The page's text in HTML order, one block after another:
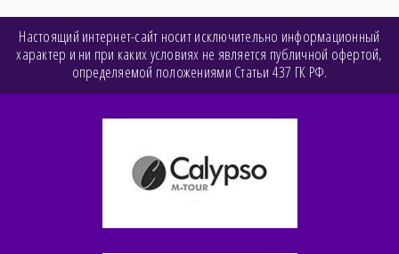
Настоящий интернет-сайт носит исключительно информационный
характер и ни при каких условиях не является публичной офертой,
определяемой положениями Статьи 437 ГК РФ.